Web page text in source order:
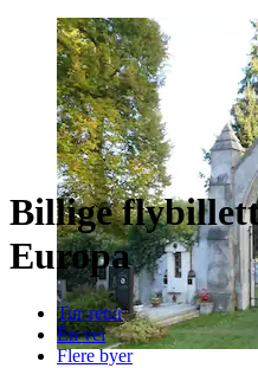
Billige
Europa
Tur-retur
Én vei
Flere byer